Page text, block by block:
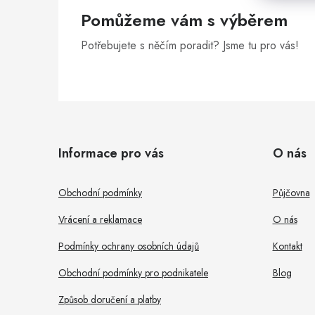
Pomůžeme vám s výběrem
Potřebujete s něčím poradit? Jsme tu pro vás!
Informace pro vás
Obchodní podmínky
Vrácení a reklamace
Podmínky ochrany osobních údajů
Obchodní podmínky pro podnikatele
Způsob doručení a platby
O nás
Půjčovna
O nás
Kontakt
Blog